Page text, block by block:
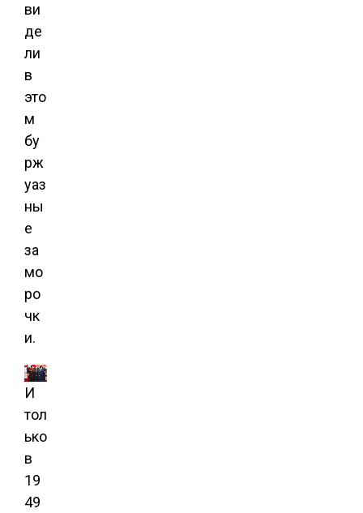
ви
де
ли
в
это
м
бу
рж
уаз
ны
е
за
мо
ро
чк
и.
И
тол
ько
в
19
49